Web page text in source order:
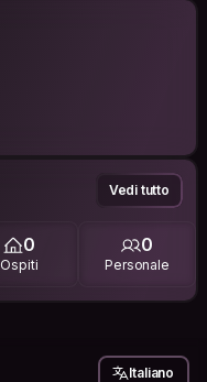
Vedi tutto
0
Ospiti
0
Personale
Italiano